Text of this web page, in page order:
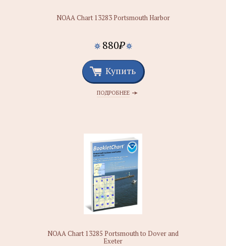
NOAA Chart 13283 Portsmouth Harbor
880₽
Купить
ПОДРОБНЕЕ
NOAA Chart 13285 Portsmouth to Dover and
Exeter